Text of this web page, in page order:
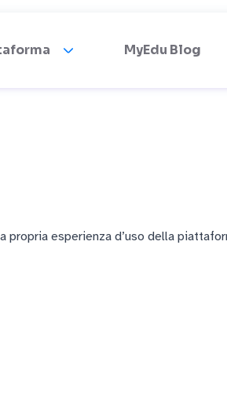
MyEdu Blog
esperienza d’uso della